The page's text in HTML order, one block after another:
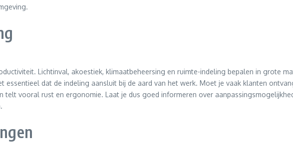
Lichtinval, akoestiek, klimaatbeheersing en ruimte-indeling bepalen in grote
essentieel dat de indeling aansluit bij de aard van het werk. Moet je vaak klanten
vooral rust en ergonomie. Laat je dus goed informeren over